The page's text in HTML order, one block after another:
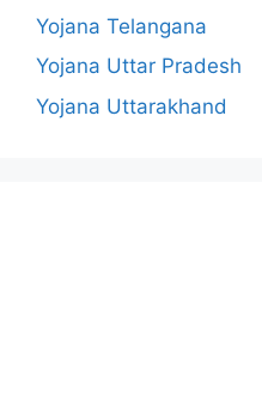
Yojana Telangana
Yojana Uttar Pradesh
Yojana Uttarakhand